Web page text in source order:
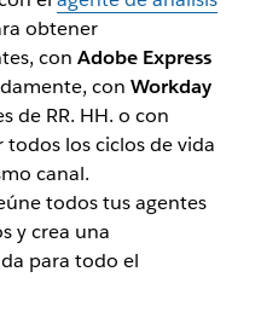
obtener
con Adobe Express
con Workday
de RR. HH. o con
los ciclos de vida
canal.
todos tus agentes
y crea una
para todo el